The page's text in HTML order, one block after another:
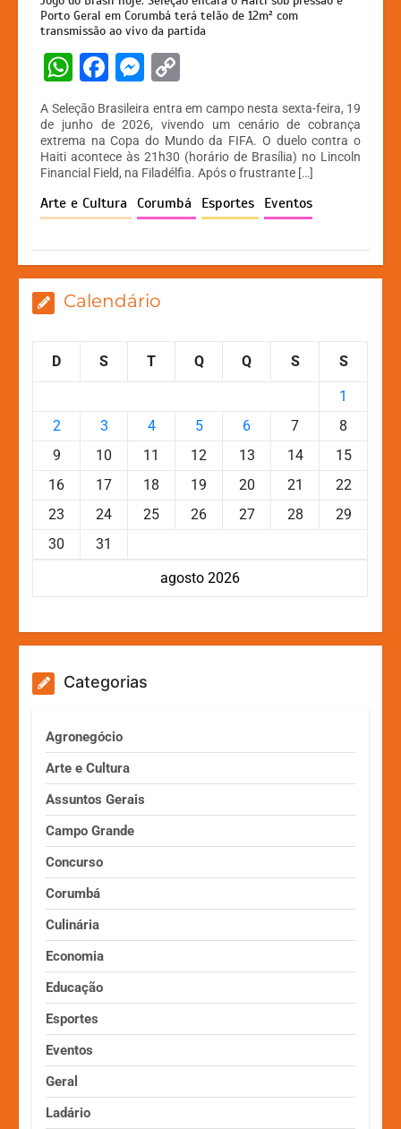
Porto Geral em Corumbá terá telão de 12m² com
transmissão ao vivo da partida
W
h
at
s
A
p
F
c
e
b
o
k
M
s
s
e
n
er
p
y
Li
n
A Seleção Brasileira entra em campo nesta sexta-feira, 19
de junho de 2026, vivendo um cenário de cobrança
extrema na Copa do Mundo da FIFA. O duelo contra o
Haiti acontece às 21h30 (horário de Brasília) no Lincoln
Financial Field, na Filadélfia. Após o frustrante […]
Arte e Cultura Corumbá Esportes Eventos
Calendário
agosto 2026
D S T Q Q S S
1
2
3 4 5 6 7
8
9
10 11 12 13 14
15
16
17 18 19 20 21
22
23
24 25 26 27 28
29
30
31
Categorias
Agronegócio
Arte e Cultura
Assuntos Gerais
Campo Grande
Concurso
Corumbá
Culinária
Economia
Educação
Esportes
Eventos
Geral
Ladário